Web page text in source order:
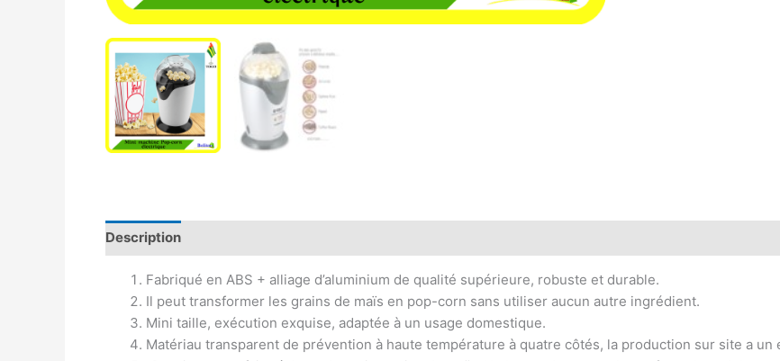
Description
Fabriqué en ABS + alliage d’aluminium de qualité supérieure, robuste et durable.
Il peut transformer les grains de maïs en pop-corn sans utiliser aucun autre ingrédient.
Mini taille, exécution exquise, adaptée à un usage domestique.
Matériau transparent de prévention à haute température à quatre côtés, la production sur site a un